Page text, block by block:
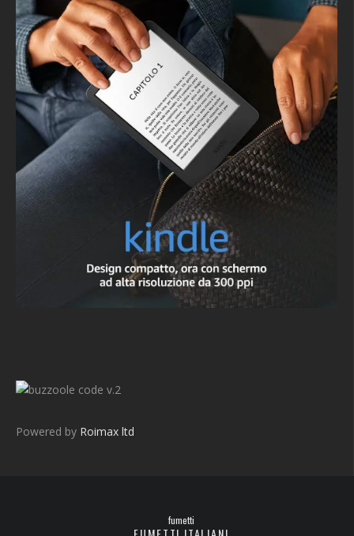
v.2
Powered by Roimax ltd
fumetti